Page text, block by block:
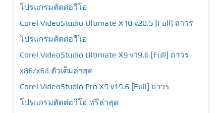
โปรแกรมตัดต่อวีโอ
Corel VideoStudio Ultimate X10 v20.5 [Full] ถาวร
โปรแกรมตัดต่อวีโอ
Corel VideoStudio Ultimate X9 v19.6 [Full] ถาวร
x86/x64 ตัวเต็มล่าสุด
Corel VideoStudio Pro X9 v19.6 [Full] ถาวร
โปรแกรมตัดต่อวีโอ ฟรีล่าสุด